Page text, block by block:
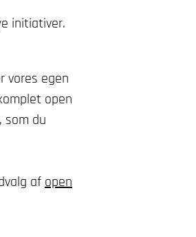
initiativer.
vores egen
open
som du
af open